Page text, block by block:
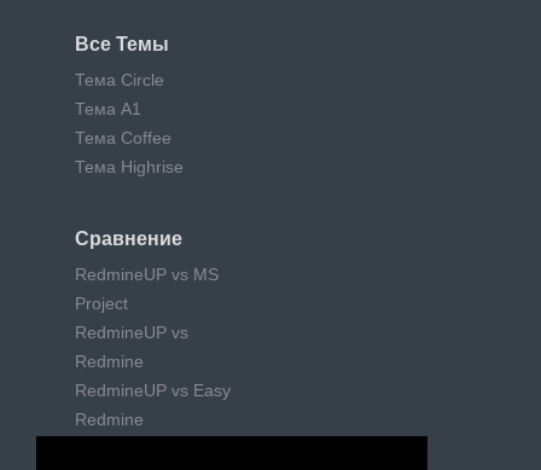
Все Темы
Тема Circle
Тема A1
Тема Coffee
Тема Highrise
Сравнение
RedmineUP vs MS
Project
RedmineUP vs
Redmine
RedmineUP vs Easy
Redmine